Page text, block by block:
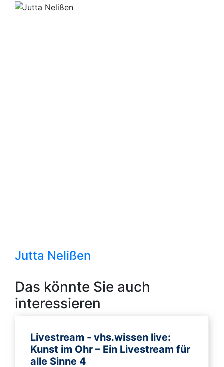
Jutta Nelißen
Das könnte Sie auch
interessieren
Livestream - vhs.wissen live:
Kunst im Ohr – Ein Livestream für
alle Sinne 4